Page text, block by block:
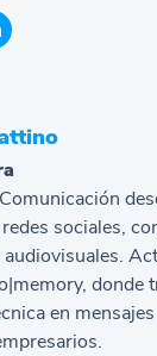
sociales,
donde
en